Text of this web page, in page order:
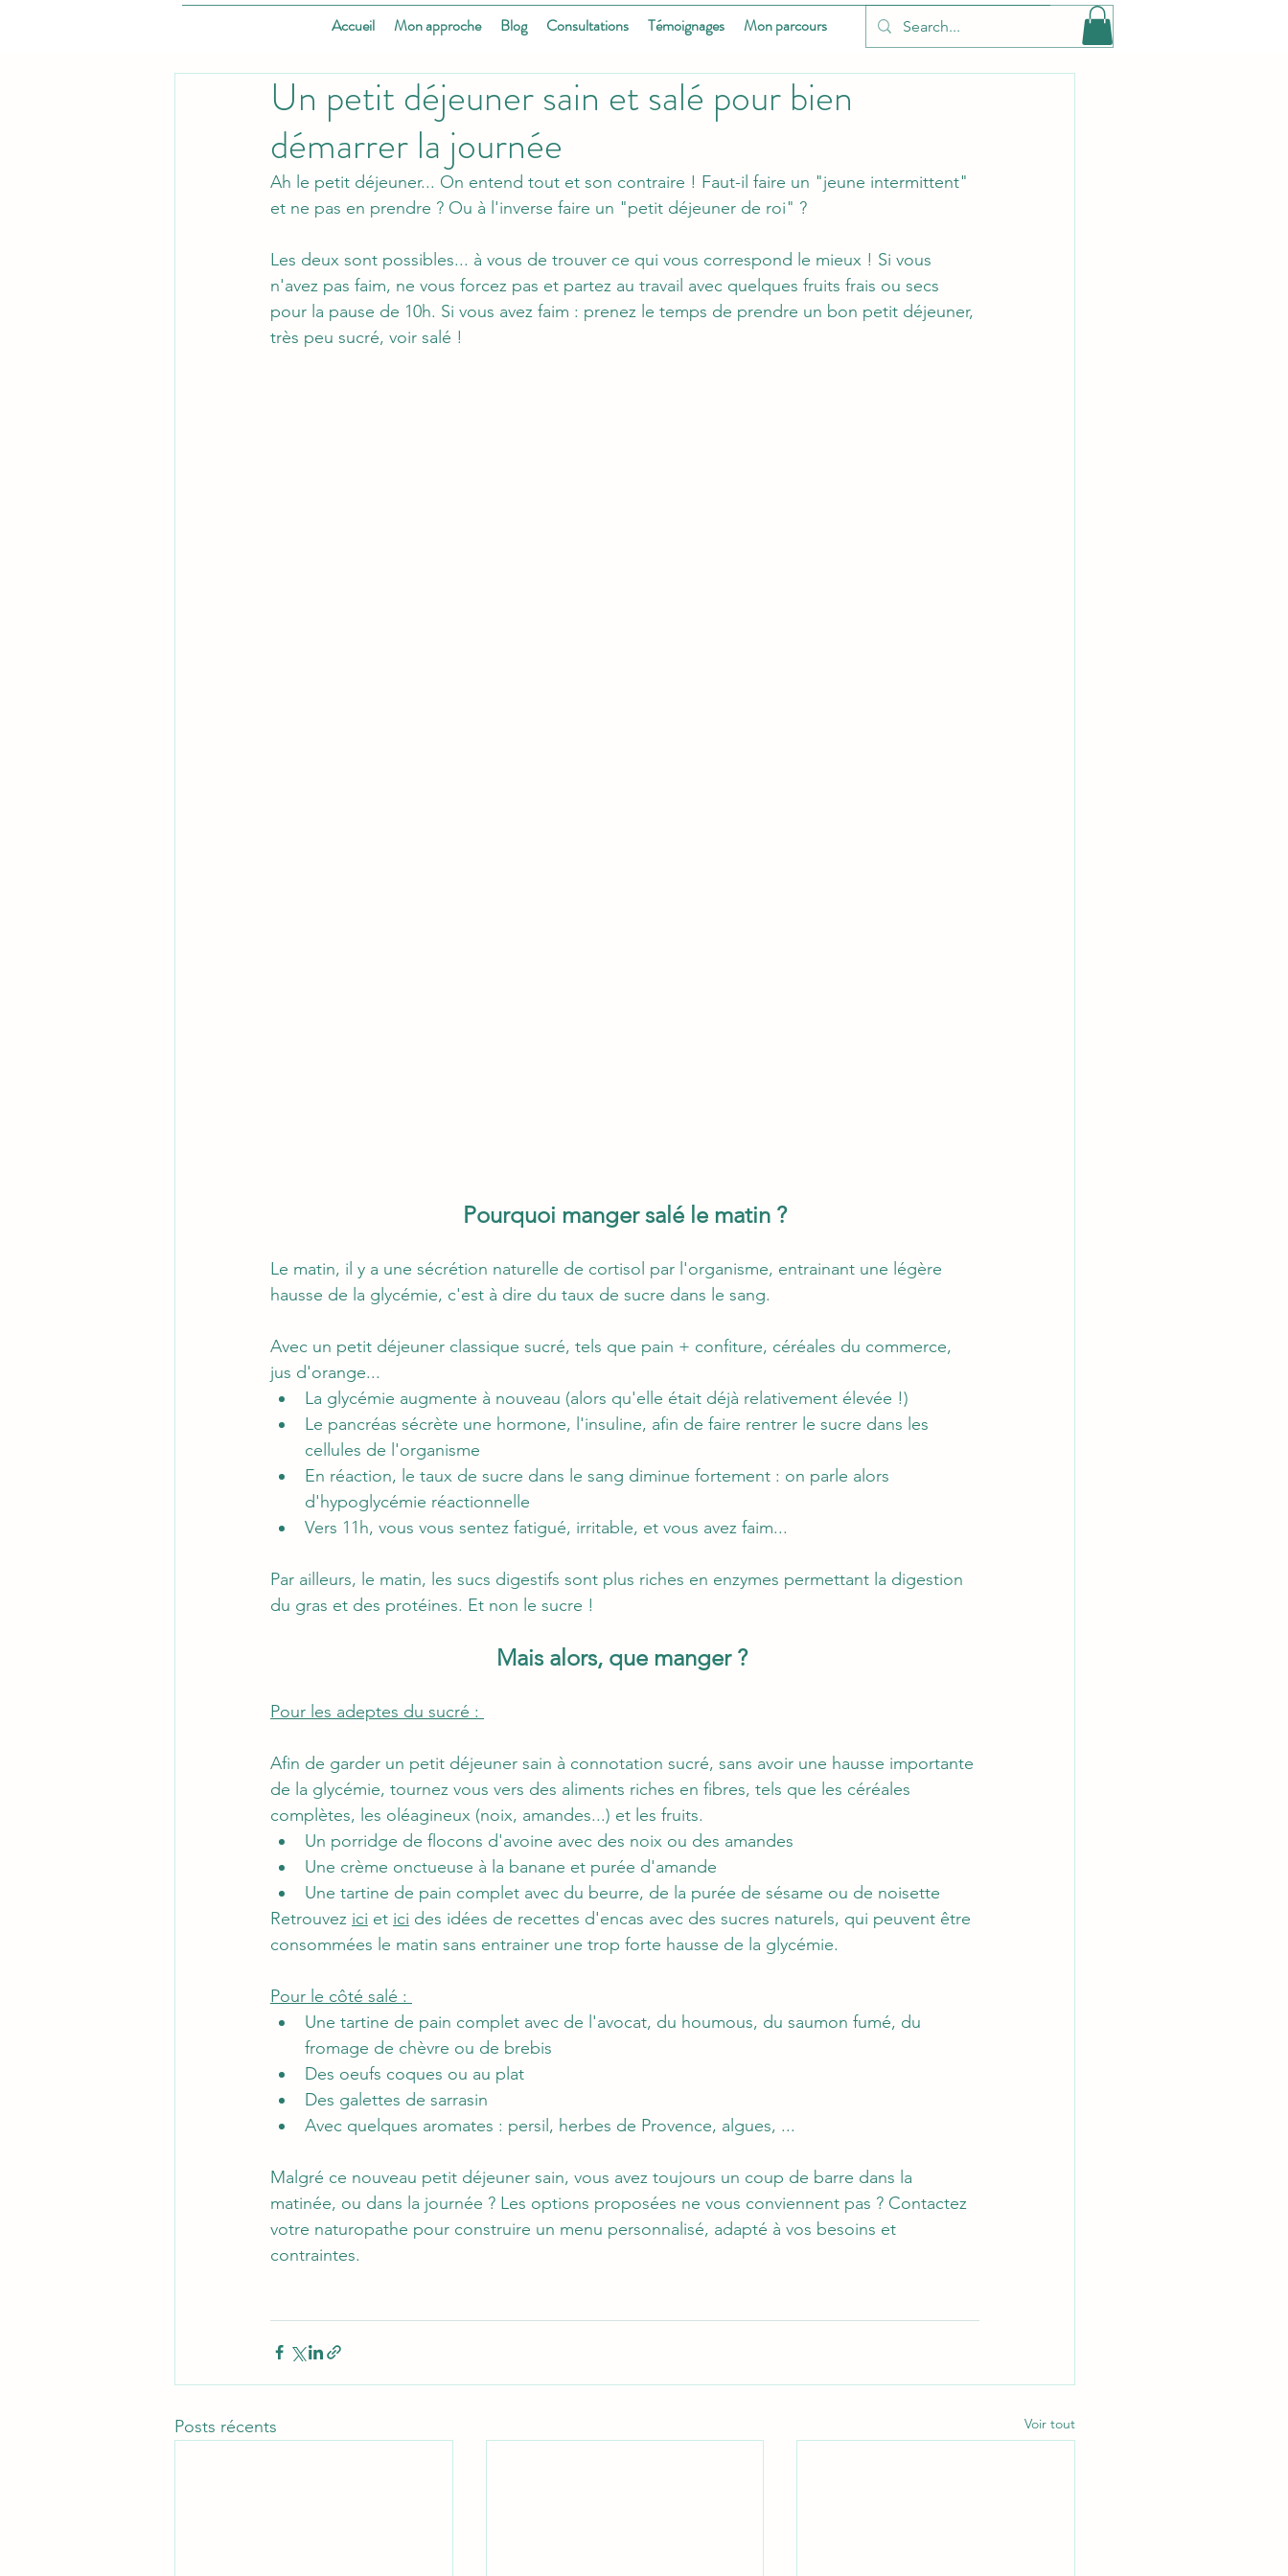
Accueil Mon approche Blog Consultations Témoignages Mon parcours
Un petit déjeuner sain et salé pour bien
démarrer la journée
Ah le petit déjeuner... On entend tout et son contraire ! Faut-il faire un "jeune intermittent"
et ne pas en prendre ? Ou à l'inverse faire un "petit déjeuner de roi" ?
Les deux sont possibles... à vous de trouver ce qui vous correspond le mieux ! Si vous
n'avez pas faim, ne vous forcez pas et partez au travail avec quelques fruits frais ou secs
pour la pause de 10h. Si vous avez faim : prenez le temps de prendre un bon petit déjeuner,
très peu sucré, voir salé !
Pourquoi manger salé le matin ?
Le matin, il y a une sécrétion naturelle de cortisol par l'organisme, entrainant une légère
hausse de la glycémie, c'est à dire du taux de sucre dans le sang.
Avec un petit déjeuner classique sucré, tels que pain + confiture, céréales du commerce,
jus d'orange...
La glycémie augmente à nouveau (alors qu'elle était déjà relativement élevée !)
Le pancréas sécrète une hormone, l'insuline, afin de faire rentrer le sucre dans les
cellules de l'organisme
En réaction, le taux de sucre dans le sang diminue fortement : on parle alors
d'hypoglycémie réactionnelle
Vers 11h, vous vous sentez fatigué, irritable, et vous avez faim...
Par ailleurs, le matin, les sucs digestifs sont plus riches en enzymes permettant la digestion
du gras et des protéines. Et non le sucre !
Mais alors, que manger ?
Pour les adeptes du sucré :
Afin de garder un petit déjeuner sain à connotation sucré, sans avoir une hausse importante
de la glycémie, tournez vous vers des aliments riches en fibres, tels que les céréales
complètes, les oléagineux (noix, amandes...) et les fruits.
Un porridge de flocons d'avoine avec des noix ou des amandes
Une crème onctueuse à la banane et purée d'amande
Une tartine de pain complet avec du beurre, de la purée de sésame ou de noisette
Retrouvez ici et ici des idées de recettes d'encas avec des sucres naturels, qui peuvent être
consommées le matin sans entrainer une trop forte hausse de la glycémie.
Pour le côté salé :
Une tartine de pain complet avec de l'avocat, du houmous, du saumon fumé, du
fromage de chèvre ou de brebis
Des oeufs coques ou au plat
Des galettes de sarrasin
Avec quelques aromates : persil, herbes de Provence, algues, ...
Malgré ce nouveau petit déjeuner sain, vous avez toujours un coup de barre dans la
matinée, ou dans la journée ? Les options proposées ne vous conviennent pas ? Contactez
votre naturopathe pour construire un menu personnalisé, adapté à vos besoins et
contraintes.
Posts récents Voir tout